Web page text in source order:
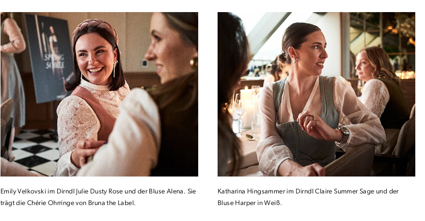
Emily Velkovski im Dirndl Julie Dusty Rose und der Bluse Alena. Sie
trägt die Chérie Ohrringe von Bruna the Label.
Katharina Hingsammer im Dirndl Claire Summer Sage und der
Bluse Harper in Weiß.